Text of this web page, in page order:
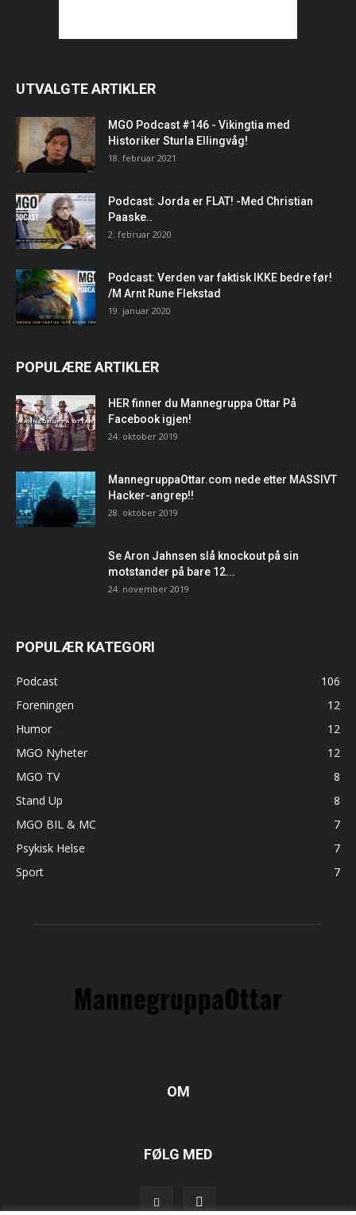
UTVALGTE ARTIKLER
MGO Podcast #146 - Vikingtia med
Historiker Sturla Ellingvåg!
18. februar 2021
Podcast: Jorda er FLAT! -Med Christian
Paaske..
2. februar 2020
Podcast: Verden var faktisk IKKE bedre før!
/M Arnt Rune Flekstad
19. januar 2020
POPULÆRE ARTIKLER
HER finner du Mannegruppa Ottar På
Facebook igjen!
24. oktober 2019
MannegruppaOttar.com nede etter MASSIVT
Hacker-angrep!!
28. oktober 2019
Se Aron Jahnsen slå knockout på sin
motstander på bare 12...
24. november 2019
POPULÆR KATEGORI
Podcast
106
Foreningen
12
Humor
12
MGO Nyheter
12
MGO TV
8
Stand Up
8
MGO BIL & MC
7
Psykisk Helse
7
Sport
7
OM
FØLG MED